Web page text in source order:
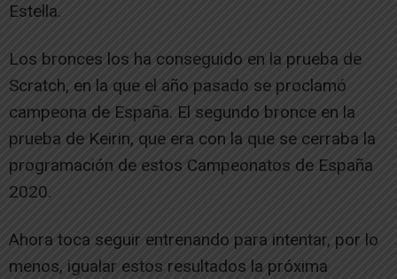
Estella.
Los bronces los ha conseguido en la prueba de
Scratch, en la que el año pasado se proclamó
campeona de España. El segundo bronce en la
prueba de Keirin, que era con la que se cerraba la
programación de estos Campeonatos de España
2020.
Ahora toca seguir entrenando para intentar, por lo
menos, igualar estos resultados la próxima